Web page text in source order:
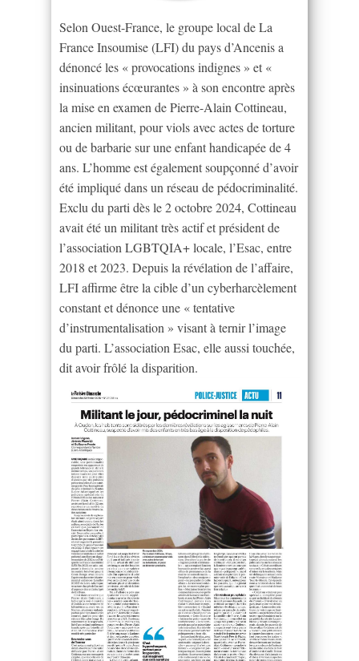
Selon Ouest-France, le groupe local de La
France Insoumise (LFI) du pays d’Ancenis a
dénoncé les « provocations indignes » et «
insinuations écœurantes » à son encontre après
la mise en examen de Pierre-Alain Cottineau,
ancien militant, pour viols avec actes de torture
ou de barbarie sur une enfant handicapée de 4
ans. L’homme est également soupçonné d’avoir
été impliqué dans un réseau de pédocriminalité.
Exclu du parti dès le 2 octobre 2024, Cottineau
avait été un militant très actif et président de
l’association LGBTQIA+ locale, l’Esac, entre
2018 et 2023. Depuis la révélation de l’affaire,
LFI affirme être la cible d’un cyberharcèlement
constant et dénonce une « tentative
d’instrumentalisation » visant à ternir l’image
du parti. L’association Esac, elle aussi touchée,
dit avoir frôlé la disparition.